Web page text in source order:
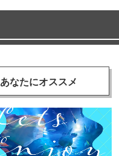
あなたにオススメ